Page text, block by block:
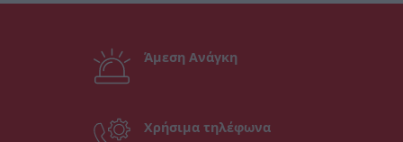
Άμεση Ανάγκη
Χρήσιμα τηλέφωνα